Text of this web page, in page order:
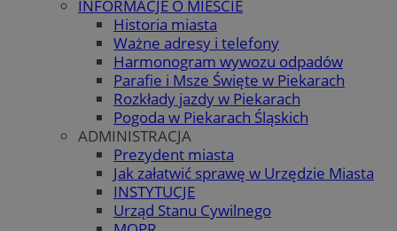
INFORMACJE O MIEŚCIE
Historia miasta
Ważne adresy i telefony
Harmonogram wywozu odpadów
Parafie i Msze Święte w Piekarach
Rozkłady jazdy w Piekarach
Pogoda w Piekarach Śląskich
ADMINISTRACJA
Prezydent miasta
Jak załatwić sprawę w Urzędzie Miasta
INSTYTUCJE
Urząd Stanu Cywilnego